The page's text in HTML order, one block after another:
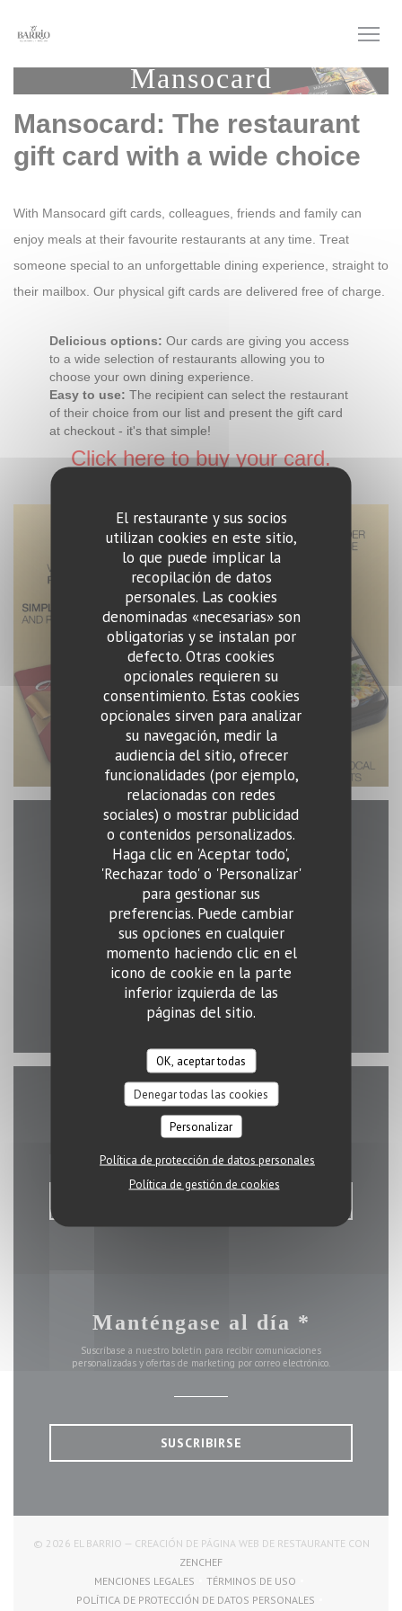
El restaurante y sus socios
utilizan cookies en este sitio,
lo que puede implicar la
recopilación de datos
personales. Las cookies
denominadas «necesarias» son
obligatorias y se instalan por
defecto. Otras cookies
opcionales requieren su
consentimiento. Estas cookies
opcionales sirven para analizar
su navegación, medir la
audiencia del sitio, ofrecer
funcionalidades (por ejemplo,
relacionadas con redes
sociales) o mostrar publicidad
o contenidos personalizados.
Haga clic en 'Aceptar todo',
'Rechazar todo' o 'Personalizar'
para gestionar sus
preferencias. Puede cambiar
sus opciones en cualquier
momento haciendo clic en el
icono de cookie en la parte
inferior izquierda de las
páginas del sitio.
OK, aceptar todas
Denegar todas las cookies
Personalizar
Política de protección de datos personales
Política de gestión de cookies
Mansocard
Mansocard: The restaurant
gift card with a wide choice
With Mansocard gift cards, colleagues, friends and family can
enjoy meals at their favourite restaurants at any time. Treat
someone special to an unforgettable dining experience, straight to
their mailbox. Our physical gift cards are delivered free of charge.
Delicious options: Our cards are giving you access
to a wide selection of restaurants allowing you to
choose your own dining experience.
Easy to use: The recipient can select the restaurant
of their choice from our list and present the gift card
at checkout - it's that simple!
Click here to buy your card.
Mapa y Contacto
2 rue Erasme 1468 Luxembourg
26 43 15 03
Facebook ((abre en una nueva
Instagram ((abre en una
Contacto
Manténgase al día *
Suscríbase a nuestro boletín para recibir comunicaciones
personalizadas y ofertas de marketing por correo electrónico.
SUSCRIBIRSE
© 2026 EL BARRIO — CREACIÓN DE PÁGINA WEB DE RESTAURANTE CON
ZENCHEF((ABRE EN UNA NUEVA VENTANA))
MENCIONES LEGALES
((ABRE EN UNA NUEVA VENTANA))
TÉRMINOS DE USO
((ABRE EN UNA NUEVA
POLÍTICA DE PROTECCIÓN DE DATOS PERSONALES
((ABRE EN UNA NUEVA VENTANA))